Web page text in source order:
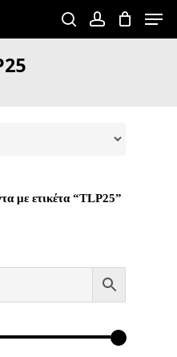
searchaccount
Menu
με ετικέτα “TLP25”